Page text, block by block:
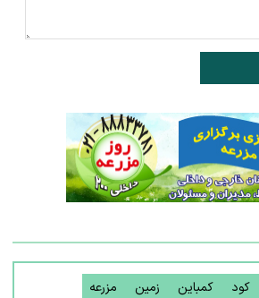
کود کمباین زمین مزرعه